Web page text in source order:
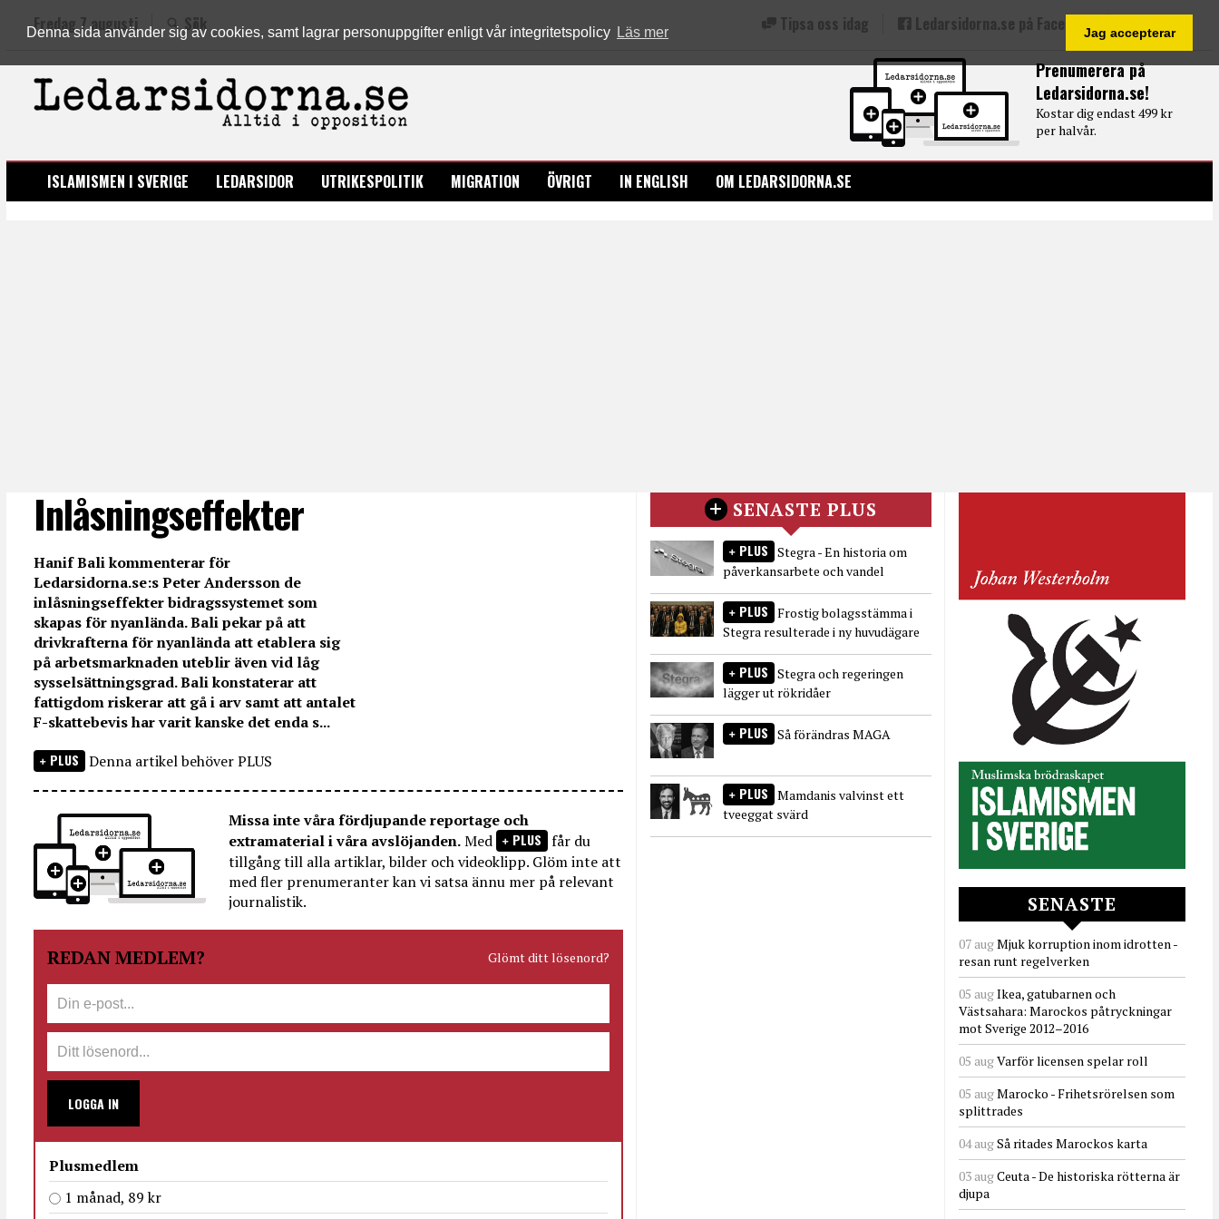
Denna sida använder sig av cookies, samt lagrar personuppgifter enligt vår integritetspolicy Läs mer Jag accepterar
Prenumerera på
Ledarsidorna.se!
Kostar dig endast 499 kr
per halvår.
Fredag 7 augusti Sök Tipsa oss idag Ledarsidorna.se på Facebook
LEDARSIDORNA.SE
ISLAMISMEN I SVERIGE LEDARSIDOR UTRIKESPOLITIK MIGRATION ÖVRIGT IN ENGLISH OM LEDARSIDORNA.SE
Inlåsningseffekter
Hanif Bali kommenterar för
Ledarsidorna.se:s Peter Andersson de
inlåsningseffekter bidragssystemet som
skapas för nyanlända. Bali pekar på att
drivkrafterna för nyanlända att etablera sig
på arbetsmarknaden uteblir även vid låg
sysselsättningsgrad. Bali konstaterar att
fattigdom riskerar att gå i arv samt att antalet
F-skattebevis har varit kanske det enda s...
PLUS Denna artikel behöver PLUS
Missa inte våra fördjupande reportage och
extramaterial i våra avslöjanden.Med PLUS får du
tillgång till alla artiklar, bilder och videoklipp. Glöm inte att
med fler prenumeranter kan vi satsa ännu mer på relevant
journalistik.
REDAN MEDLEM? Glömt ditt lösenord?
LOGGA IN
Plusmedlem
1 månad, 89 kr
SENASTE PLUS
PLUS Stegra - En historia om
påverkansarbete och vandel
PLUS Frostig bolagsstämma i
Stegra resulterade i ny huvudägare
PLUS Stegra och regeringen
lägger ut rökridåer
PLUS Så förändras MAGA
PLUS Mamdanis valvinst ett
tveeggat svärd
SENASTE
07 augMjuk korruption inom idrotten -
resan runt regelverken
05 augIkea, gatubarnen och
Västsahara: Marockos påtryckningar
mot Sverige 2012–2016
05 augVarför licensen spelar roll
05 augMarocko - Frihetsrörelsen som
splittrades
04 augSå ritades Marockos karta
03 augCeuta - De historiska rötterna är
djupa